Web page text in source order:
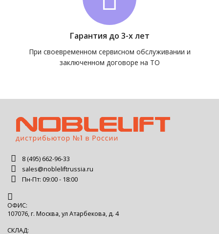
Гарантия до 3-х лет
При своевременном сервисном обслуживании и
заключенном договоре на ТО
8 (495) 662-96-33
sales@nobleliftrussia.ru
Пн-Пт: 09:00 - 18:00
ОФИС:
107076, г. Москва, ул Атарбекова, д. 4
СКЛАД: